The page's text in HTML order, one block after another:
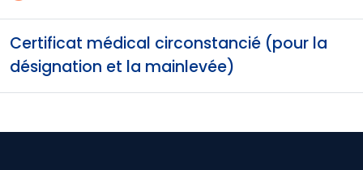
Certificat médical circonstancié (pour la
désignation et la mainlevée)